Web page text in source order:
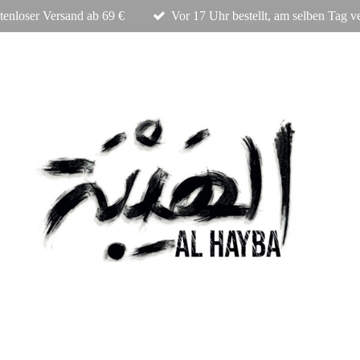
Versand ab 69 € Vor 17 Uhr bestellt, am selben Tag